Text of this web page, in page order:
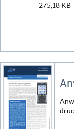
275,18 KB